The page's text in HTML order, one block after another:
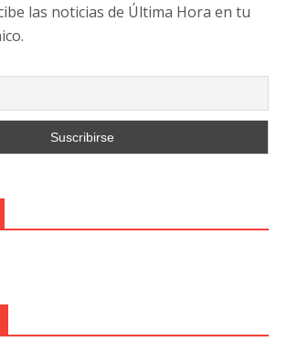
las noticias de Última Hora en tu